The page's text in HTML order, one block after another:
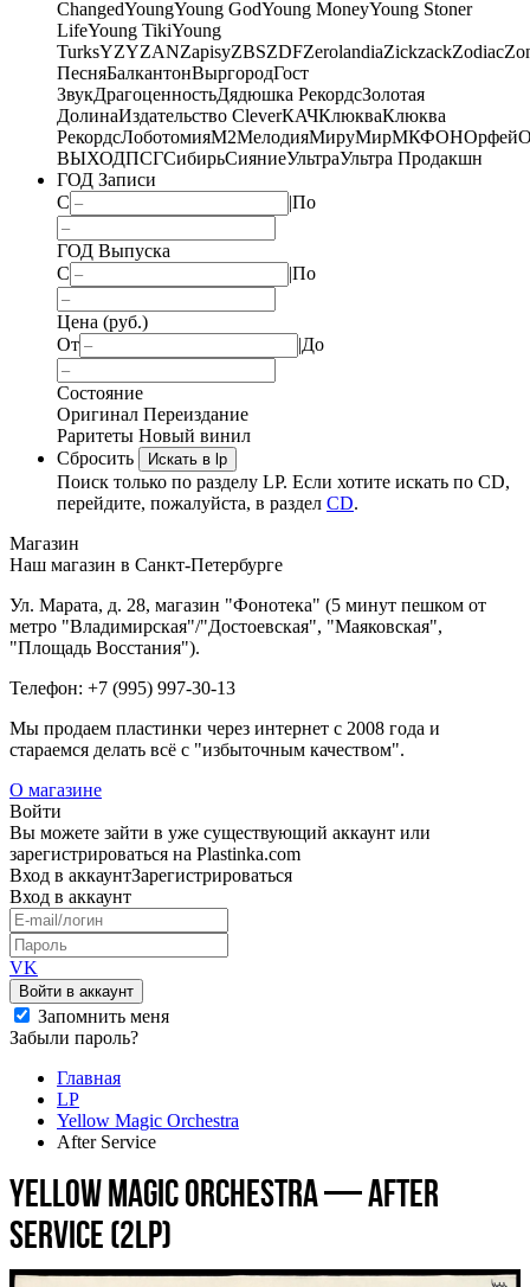
ChangedYoungYoung GodYoung MoneyYoung Stoner
LifeYoung TikiYoung
TurksYZYZANZapisyZBSZDFZerolandiaZickzackZodiac
ПесняБалкантонВыргородГост
ЗвукДрагоценностьДядюшка РекордсЗолотая
ДолинаИздательство CleverКАЧКлюкваКлюква
РекордсЛоботомияМ2МелодияМируМирМКФОНОрфей
ВЫХОДПСГСибирьСияниеУльтраУльтра Продакшн
ГОД Записи
С
|По
ГОД Выпуска
С
|По
Цена (руб.)
От
|До
Состояние
Оригинал Переиздание
Раритеты Новый винил
Сбросить
Искать в lp
Поиск только по разделу LP. Если хотите искать по CD,
перейдите, пожалуйста, в раздел CD.
Магазин
Наш магазин в Санкт-Петербурге
Ул. Марата, д. 28, магазин "Фонотека" (5 минут пешком от
метро "Владимирская"/"Достоевская", "Маяковская",
"Площадь Восстания").
Телефон: +7 (995) 997-30-13
Мы продаем пластинки через интернет c 2008 года и
стараемся делать всё с "избыточным качеством".
О магазине
Войти
Вы можете зайти в уже существующий аккаунт или
зарегистрироваться на Plastinka.com
Вход в аккаунтЗарегистрироваться
Вход в аккаунт
VK
Войти в аккаунт
Запомнить меня
Забыли пароль?
Главная
LP
Yellow Magic Orchestra
After Service
Yellow Magic Orchestra — After
Service (2LP)